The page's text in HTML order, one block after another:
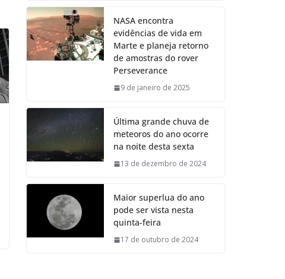
NASA encontra
evidências de vida em
Marte e planeja retorno
de amostras do rover
Perseverance
9 de janeiro de 2025
Última grande chuva de
meteoros do ano ocorre
na noite desta sexta
13 de dezembro de 2024
Maior superlua do ano
pode ser vista nesta
quinta-feira
17 de outubro de 2024